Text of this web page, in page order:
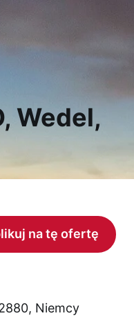
Wedel,
na tę ofertę
Niemcy